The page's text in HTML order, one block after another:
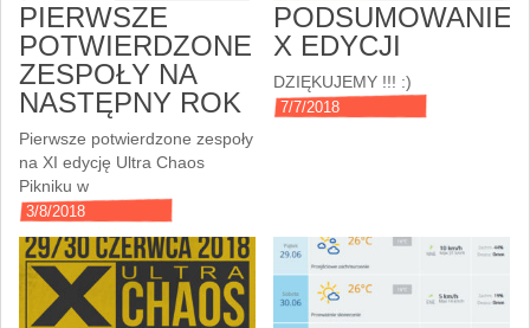
PIERWSZE
POTWIERDZONE
ZESPOŁY NA
NASTĘPNY ROK
Pierwsze potwierdzone zespoły
na XI edycję Ultra Chaos
Pikniku w
3/8/2018
PODSUMOWANIE
X EDYCJI
DZIĘKUJEMY !!! :)
7/7/2018